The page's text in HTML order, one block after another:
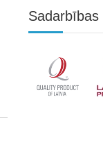
Sadarbības